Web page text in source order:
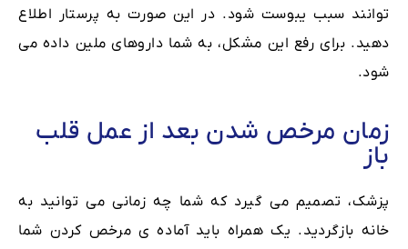
توانند سبب یبوست شود. در این صورت به پرستار اطلاع
دهید. برای رفع این مشکل، به شما داروهای ملین داده می
شود.
زمان مرخص شدن بعد از عمل قلب
باز
پزشک، تصمیم می گیرد که شما چه زمانی می توانید به
خانه بازگردید. یک همراه باید آماده ی مرخص کردن شما